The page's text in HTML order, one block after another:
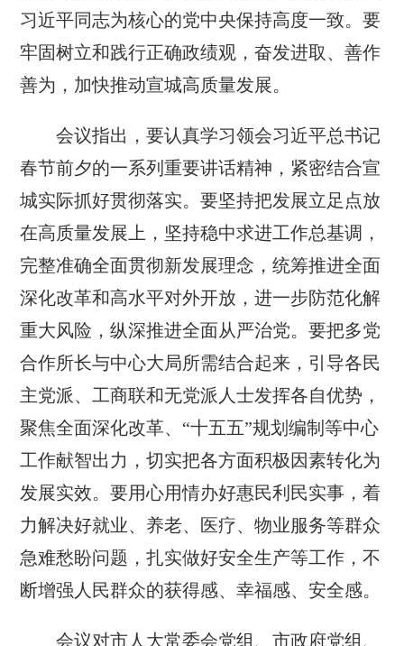
习近平同志为核心的党中央保持高度一致。要
牢固树立和践行正确政绩观，奋发进取、善作
善为，加快推动宣城高质量发展。
会议指出，要认真学习领会习近平总书记
春节前夕的一系列重要讲话精神，紧密结合宣
城实际抓好贯彻落实。要坚持把发展立足点放
在高质量发展上，坚持稳中求进工作总基调，
完整准确全面贯彻新发展理念，统筹推进全面
深化改革和高水平对外开放，进一步防范化解
重大风险，纵深推进全面从严治党。要把多党
合作所长与中心大局所需结合起来，引导各民
主党派、工商联和无党派人士发挥各自优势，
聚焦全面深化改革、“十五五”规划编制等中心
工作献智出力，切实把各方面积极因素转化为
发展实效。要用心用情办好惠民利民实事，着
力解决好就业、养老、医疗、物业服务等群众
急难愁盼问题，扎实做好安全生产等工作，不
断增强人民群众的获得感、幸福感、安全感。
会议对市人大常委会党组、市政府党组、